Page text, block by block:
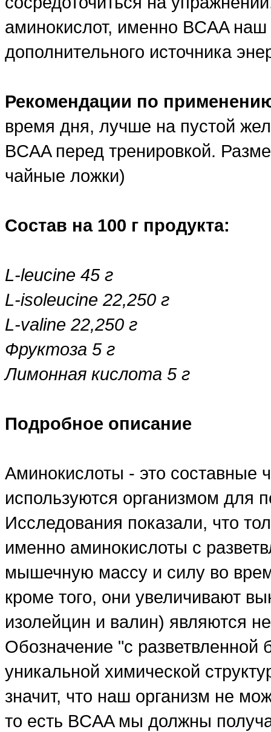
аминокислот, именно BCAA наш
дополнительного источника
Рекомендации по
время дня, лучше на пустой
BCAA перед тренировкой.
чайные ложки)
Состав на 100 г продукта:
L-leucine 45 г
L-isoleucine 22,250 г
L-valine 22,250 г
Фруктоза 5 г
Лимонная кислота 5 г
Подробное описание
Аминокислоты - это составные
используются организмом для
Исследования показали, что
именно аминокислоты с
мышечную массу и силу во
кроме того, они увеличивают
изолейцин и валин) являются
Обозначение "с разветвленной
уникальной химической
значит, что наш организм не
то есть BCAA мы должны